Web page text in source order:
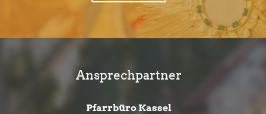
Ansprechpartner
Pfarrbüro Kassel